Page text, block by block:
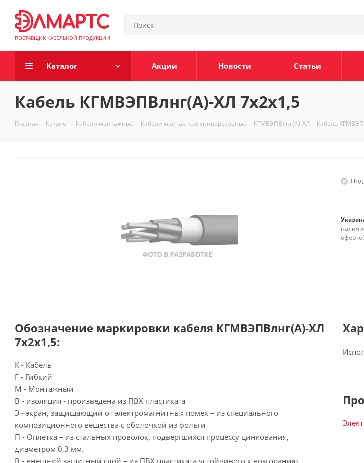
ПОСТАВЩИК КАБЕЛЬНОЙ ПРОДУКЦИИ
Каталог Акции Новости Статьи
Кабель КГМВЭПВлнг(А)-ХЛ 7х2х1,5
Главная - Каталог - Кабели монтажные - Кабели монтажные универсальные - КГМВЭПВлнг(А)-ХЛ - Кабель
Под
Обозначение маркировки кабеля КГМВЭПВлнг(А)-ХЛ
7х2х1,5:
К - Кабель
Г - Гибкий
М - Монтажный
В - изоляция - произведена из ПВХ пластиката
Э - экран, защищающий от электромагнитных помех – из специального
композиционного вещества с оболочкой из фольги
П - Оплетка – из стальных проволок, подвергшихся процессу цинкования,
диаметром 0,3 мм.
В - внешний защитный слой – из ПВХ пластиката устойчивого к возгоранию.